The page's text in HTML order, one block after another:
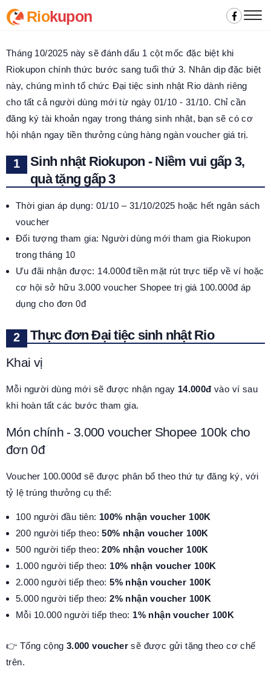
Riokupon
Tháng 10/2025 này sẽ đánh dấu 1 cột mốc đặc biệt khi
Riokupon chính thức bước sang tuổi thứ 3. Nhân dịp đặc biệt
này, chúng mình tổ chức Đại tiệc sinh nhật Rio dành riêng
cho tất cả người dùng mới từ ngày 01/10 - 31/10. Chỉ cần
đăng ký tài khoản ngay trong tháng sinh nhật, bạn sẽ có cơ
hội nhận ngay tiền thưởng cùng hàng ngàn voucher giá trị.
Sinh nhật Riokupon - Niềm vui gấp 3,
quà tặng gấp 3
Thời gian áp dụng: 01/10 – 31/10/2025 hoặc hết ngân sách
voucher
Đối tượng tham gia: Người dùng mới tham gia Riokupon
trong tháng 10
Ưu đãi nhận được: 14.000đ tiền mặt rút trực tiếp về ví hoặc
cơ hội sở hữu 3.000 voucher Shopee trị giá 100.000đ áp
dụng cho đơn 0đ
Thực đơn Đại tiệc sinh nhật Rio
Khai vị
Mỗi người dùng mới sẽ được nhận ngay 14.000đ vào ví sau
khi hoàn tất các bước tham gia.
Món chính - 3.000 voucher Shopee 100k cho
đơn 0đ
Voucher 100.000đ sẽ được phân bổ theo thứ tự đăng ký, với
tỷ lệ trúng thưởng cụ thể:
100 người đầu tiên: 100% nhận voucher 100K
200 người tiếp theo:50% nhận voucher 100K
500 người tiếp theo:20% nhận voucher 100K
1.000 người tiếp theo: 10% nhận voucher 100K
2.000 người tiếp theo:5% nhận voucher 100K
5.000 người tiếp theo:2% nhận voucher 100K
Mỗi 10.000 người tiếp theo: 1% nhận voucher 100K
👉 Tổng cộng 3.000 voucher sẽ được gửi tặng theo cơ chế
trên.